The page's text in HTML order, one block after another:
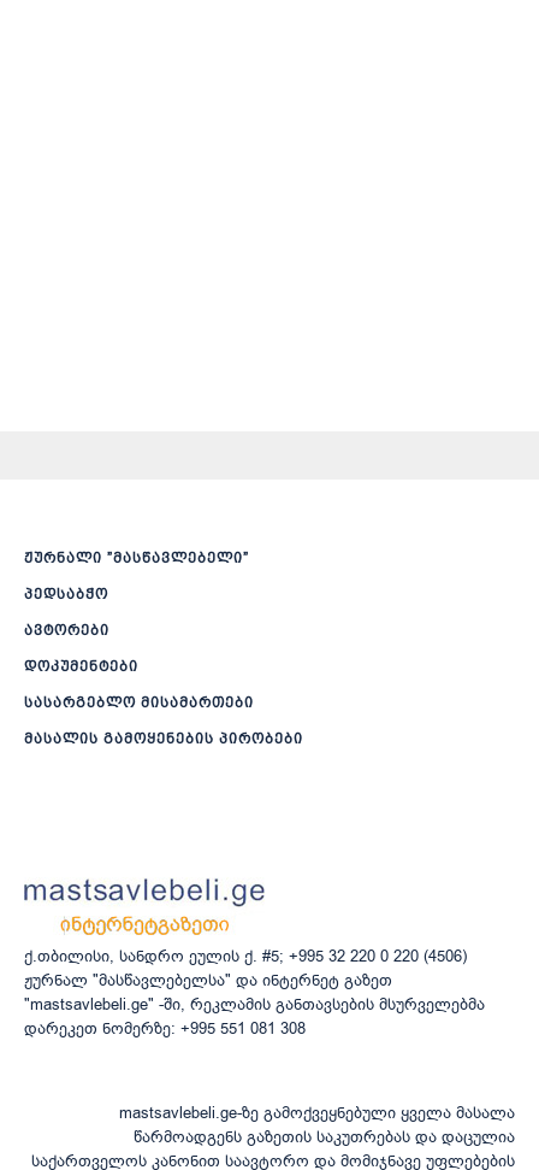
ჟურნალი ”მასწავლებელი”
პედსაბჭო
ავტორები
დოკუმენტები
სასარგებლო მისამართები
მასალის გამოყენების პირობები
ქ.თბილისი, სანდრო ეულის ქ. #5; +995 32 220 0 220 (4506)
ჟურნალ "მასწავლებელსა" და ინტერნეტ გაზეთ
"mastsavlebeli.ge" -ში, რეკლამის განთავსების მსურველებმა
დარეკეთ ნომერზე: +995 551 081 308
mastsavlebeli.ge-ზე გამოქვეყნებული ყველა მასალა
წარმოადგენს გაზეთის საკუთრებას და დაცულია
საქართველოს კანონით საავტორო და მომიჯნავე უფლებების